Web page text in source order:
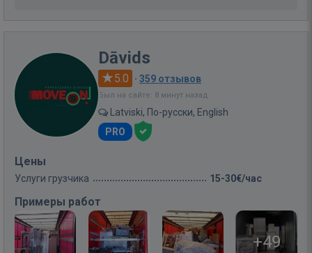
Dāvids
5.0 · 359 отзывов
Был на сайте: 8 минут назад
Latviski, По-русски, English
PRO
Цены
Услуги грузчика 15-30€/час
Примеры работ
+49